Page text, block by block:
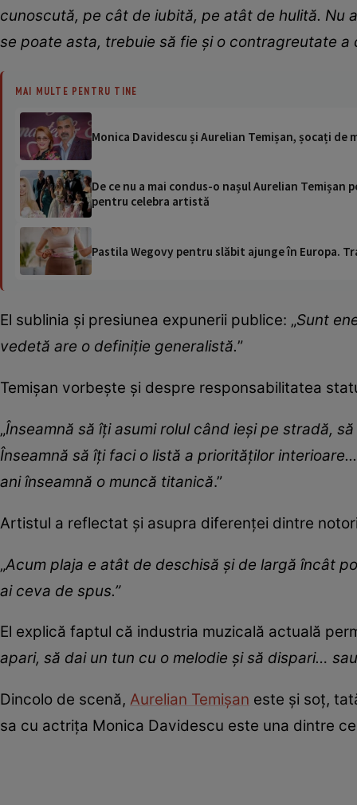
cunoscută, pe cât de iubită, pe atât de hulită. Nu
se poate asta, trebuie să fie şi o contragreutate a
MAI MULTE PENTRU TINE
Monica Davidescu și Aurelian Temișan, șocați
De ce nu a mai condus-o nașul Aurelian
pentru celebra artistă
Pastila Wegovy pentru slăbit ajunge în Europa.
El sublinia și presiunea expunerii publice: „Sunt
vedetă are o definiţie generalistă.”
Temișan vorbește și despre responsabilitatea
„Înseamnă să îţi asumi rolul când ieşi pe stradă,
Înseamnă să îţi faci o listă a priorităţilor
ani înseamnă o muncă titanică.”
Artistul a reflectat și asupra diferenței dintre
„Acum plaja e atât de deschisă şi de largă încât
ai ceva de spus.”
El explică faptul că industria muzicală actuală
apari, să dai un tun cu o melodie şi să dispari…
Dincolo de scenă, Aurelian Temișan este și soț,
sa cu actrița Monica Davidescu este una dintre